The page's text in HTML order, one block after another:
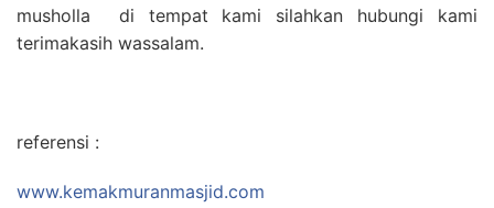
musholla di tempat kami silahkan hubungi kami
terimakasih wassalam.
referensi :
www.kemakmuranmasjid.com